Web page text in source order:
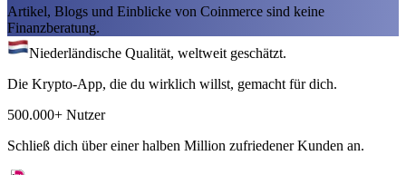
Artikel, Blogs und Einblicke von Coinmerce sind keine
Finanzberatung.
Niederländische Qualität, weltweit geschätzt.
Die Krypto-App, die du wirklich willst, gemacht für dich.
500.000+ Nutzer
Schließ dich über einer halben Million zufriedener Kunden an.